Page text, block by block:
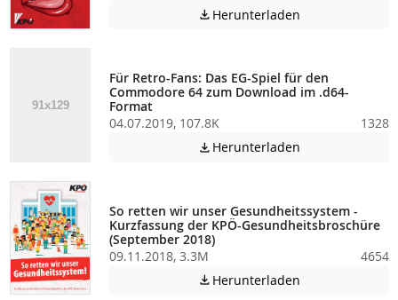
 Herunterladen
Für Retro-Fans: Das EG-Spiel für den
Commodore 64 zum Download im .d64-
Format
04.07.2019, 107.8K
1328
 Herunterladen
So retten wir unser Gesundheitssystem -
Kurzfassung der KPÖ-Gesundheitsbroschüre
(September 2018)
09.11.2018, 3.3M
4654
 Herunterladen